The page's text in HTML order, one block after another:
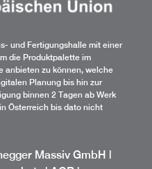
und Fertigungshalle mit einer
die Produktpalette im
anbieten zu können, welche
Planung bis hin zur
binnen 2 Tagen ab Werk
Österreich bis dato nicht
Massiv GmbH |